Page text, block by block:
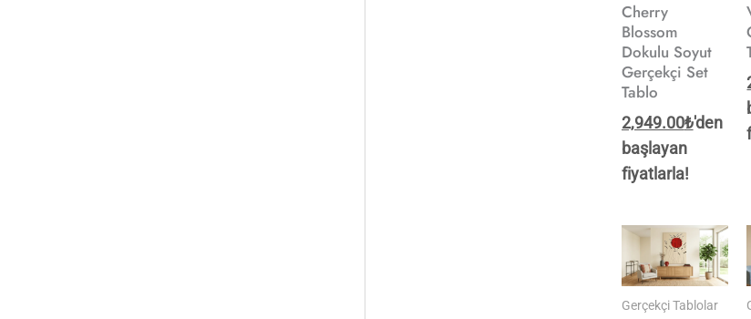
Cherry
Blossom
Dokulu Soyut
Gerçekçi Set
Tablo
2,949.00₺'den
başlayan
fiyatlarla!
Gerçekçi Tablolar